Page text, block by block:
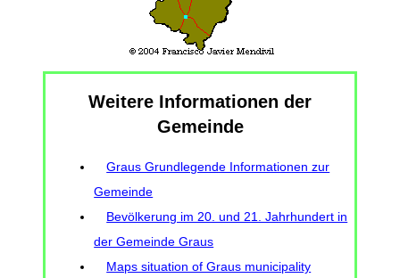
Weitere Informationen der
Gemeinde
Graus Grundlegende Informationen zur
Gemeinde
Bevölkerung im 20. und 21. Jahrhundert in
der Gemeinde Graus
Maps situation of Graus municipality